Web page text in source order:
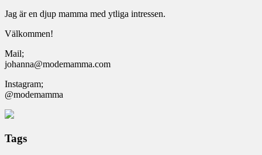
Jag är en djup mamma med ytliga intressen.
Välkommen!
Mail;
johanna@modemamma.com
Instagram;
@modemamma
Tags